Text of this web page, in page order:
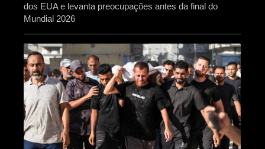
dos EUA e levanta preocupações antes da final do
Mundial 2026